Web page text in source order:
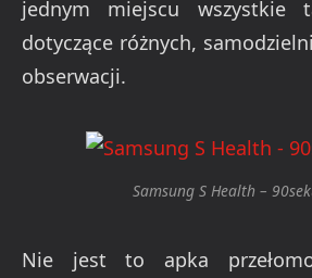
jednym miejscu wszystkie
dotyczące różnych,
obserwacji.
Samsung S Health –
Nie jest to apka